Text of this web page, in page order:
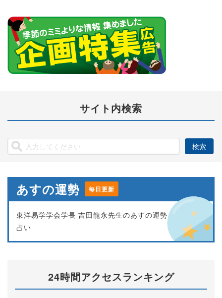
サイト内検索
あすの運勢 毎日更新
東洋易学学会学長 吉田龍永先生のあすの運勢
占い
24時間アクセスランキング